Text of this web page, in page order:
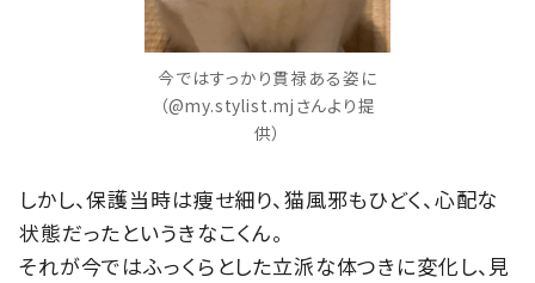
今ではすっかり貫禄ある姿に
（@my.stylist.mjさんより提
供）
しかし、保護当時は痩せ細り、猫風邪もひどく、心配な
状態だったというきなこくん。
それが今ではふっくらとした立派な体つきに変化し、見